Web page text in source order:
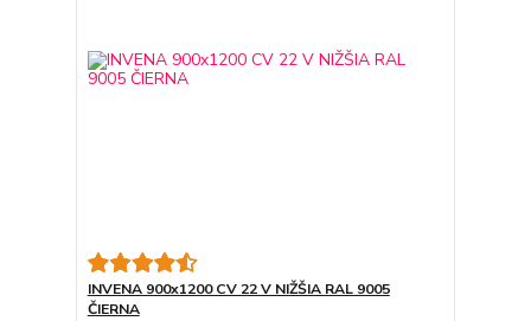
INVENA 900x1200 CV 22 V NIŽŠIA RAL 9005
ČIERNA